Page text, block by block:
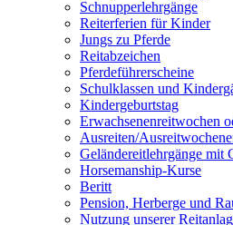
Schnupperlehrgänge
Reiterferien für Kinder
Jungs zu Pferde
Reitabzeichen
Pferdeführerscheine
Schulklassen und
Kindergeburtstag
Erwachsenenreitwochen
Ausreiten/
Geländereitlehrgänge mit
Horsemanship-Kurse
Beritt
Pension, Herberge und
Nutzung unserer